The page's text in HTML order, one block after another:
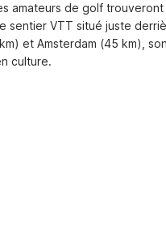
amateurs de golf trouveront
sentier VTT situé juste
et Amsterdam (45 km),
culture.